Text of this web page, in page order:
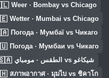
Weer · Bombay vs Chicago
Wetter · Mumbai vs Chicago
Погода · Мумбаї vs Чикаго
Погода · Мумбаи vs Чикаго
الطقس · مومباي vs شيكاغو
สภาพอากาศ · มุมไบ vs ชิคาโก